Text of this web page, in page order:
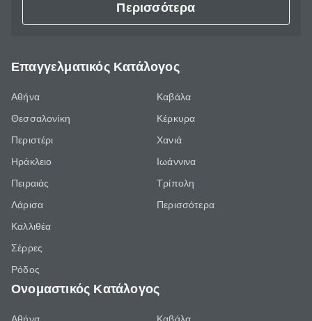
Περισσότερα
Επαγγελματικός Κατάλογος
Αθήνα
Θεσσαλονίκη
Περιστέρι
Ηράκλειο
Πειραιάς
Λάρισα
Καλλιθέα
Σέρρες
Ρόδος
Καβάλα
Κέρκυρα
Χανιά
Ιωάννινα
Τρίπολη
Περισσότερα
Ονομαστικός Κατάλογος